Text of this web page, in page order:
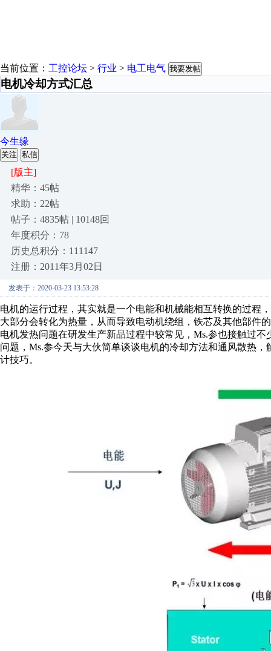
当前位置： 工控论坛 > 行业 > 电工电气 我要发帖
电机冷却方式汇总
今生缘
关注 私信
[版主]
精华：45帖
求助：22帖
帖子：4835帖 | 10148回
年度积分：78
历史总积分：111147
注册：2011年3月02日
发表于：2020-03-23 13:53:28
电机的运行过程，其实就是一个电能和机械能相互转换的过程
大部分会转化为热量，从而导致电动机绕组，铁芯及其他部件
电机发热问题在研发生产新品过程中较常见，Ms.参也接触过
问题，Ms.参今天与大伙简单谈谈电机的冷却方法和通风散热
计技巧。